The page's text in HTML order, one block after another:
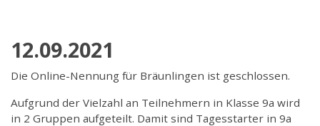
12.09.2021
Die Online-Nennung für Bräunlingen ist geschlossen.
Aufgrund der Vielzahl an Teilnehmern in Klasse 9a wird
in 2 Gruppen aufgeteilt. Damit sind Tagesstarter in 9a